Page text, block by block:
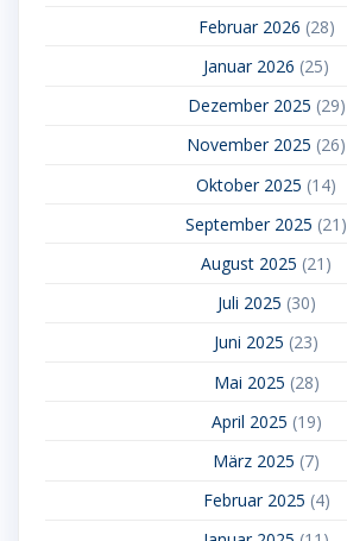
Februar 2026 (28)
Januar 2026 (25)
Dezember 2025 (29)
November 2025 (26)
Oktober 2025 (14)
September 2025 (21)
August 2025 (21)
Juli 2025 (30)
Juni 2025 (23)
Mai 2025 (28)
April 2025 (19)
März 2025 (7)
Februar 2025 (4)